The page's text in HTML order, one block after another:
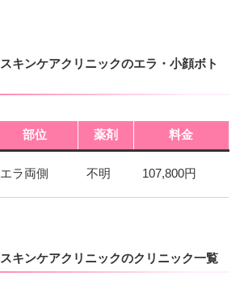
キンケアクリニックのエラ・小顔ボト
部位 薬剤 料金
エラ両側 不明 107,800円
キンケアクリニックのクリニック一覧